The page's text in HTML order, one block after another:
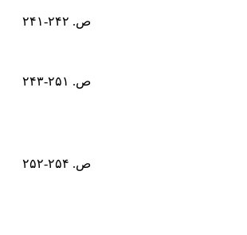
ص. ۲۴۲-۲۴۱
ص. ۲۵۱-۲۴۳
ص. ۲۵۴-۲۵۲